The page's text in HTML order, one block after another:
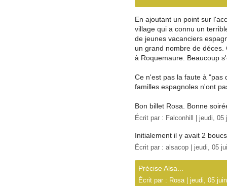
En ajoutant un point sur
village qui a connu un
de jeunes vacanciers
un grand nombre de
à Roquemaure. Beaucoup
Ce n'est pas la faute à "pas
familles espagnoles n'ont
Bon billet Rosa. Bonne
Écrit par : Falconhill | jeudi, 05
Initialement il y avait 2
Écrit par : alsacop | jeudi, 05
Précise Alsa...
Écrit par : Rosa| jeudi, 05